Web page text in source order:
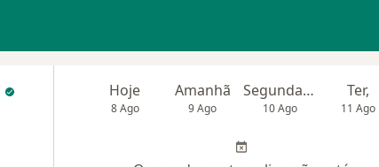
Hoje
8 Ago
Amanhã
9 Ago
Segunda-feira
10 Ago
Ter,
11 Ago